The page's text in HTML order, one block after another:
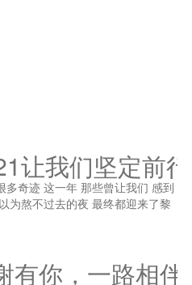
让我们坚定前
奇迹 这一年 那些曾让我们 感到
为熬不过去的夜 最终都迎来了黎
有你，一路相伴